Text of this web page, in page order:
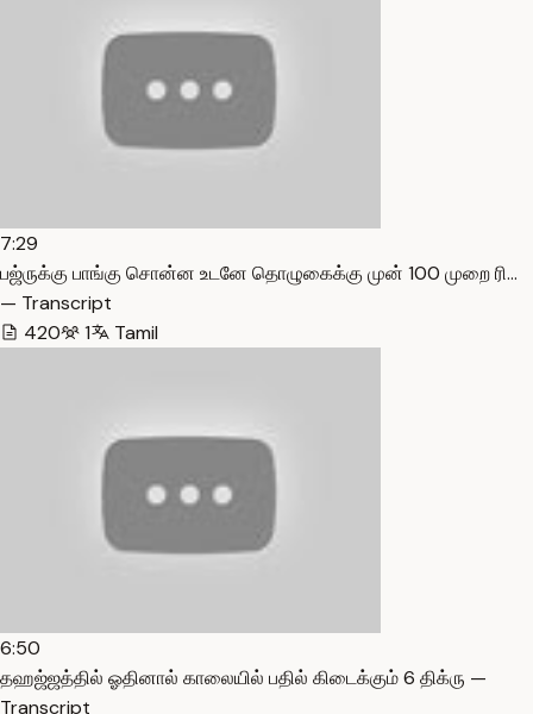
7:29
பஜ்ருக்கு பாங்கு சொன்ன உடனே தொழுகைக்கு முன் 100 முறை ரி…
— Transcript
420
1 Tamil
6:50
தஹஜ்ஜத்தில் ஓதினால் காலையில் பதில் கிடைக்கும் 6 திக்ரு —
Transcript